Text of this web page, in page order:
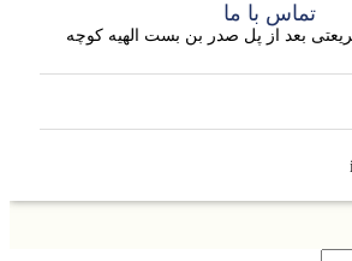
تماس با ما
بعد از پل صدر بن بست الهیه کوچه